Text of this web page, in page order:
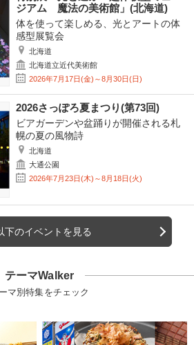
ジアム 魔法の美術館」(北海道)
体を使って楽しめる、光とアートの体
感型展覧会
北海道
北海道立近代美術館
2026年7月17日(金)～8月30日(日)
2026さっぽろ夏まつり(第73回)
ビアガーデンや盆踊りが開催される札
幌の夏の風物詩
北海道
大通公園
2026年7月23日(木)～8月18日(火)
下のイベントを見る
テーマWalker
マ別特集をチェック